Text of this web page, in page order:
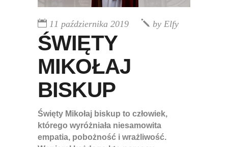
11 października 2019 by Elfy
ŚWIĘTY
MIKOŁAJ
BISKUP
Święty Mikołaj biskup to człowiek,
którego wyróżniała niesamowita
empatia, pobożność i wrażliwość.